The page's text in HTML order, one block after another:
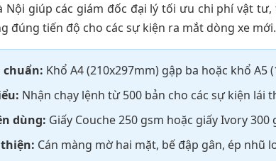
Nội giúp các giám đốc đại lý tối ưu chi phí vật
đúng tiến độ cho các sự kiện ra mắt dòng xe mới.
Khổ A4 (210x297mm) gập ba hoặc khổ A5
Nhận chạy lệnh từ 500 bản cho các sự kiện lái
dùng: Giấy Couche 250 gsm hoặc giấy Ivory 300
Cán màng mờ hai mặt, bế đập gân, ép nhũ